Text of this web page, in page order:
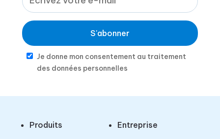
S'abonner
Je donne mon consentement au traitement
des données personnelles
Produits Entreprise